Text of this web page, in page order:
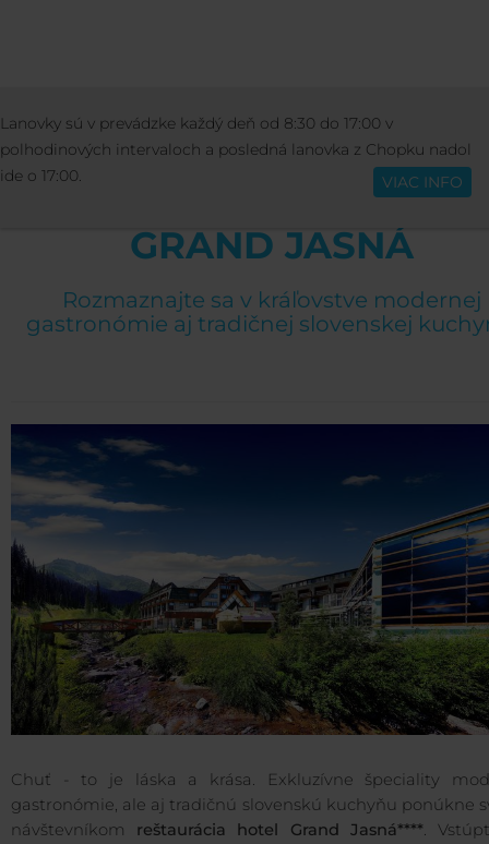
Slovenčina
STREDISKO
BARY A REŠTAURÁCIE
RESTAURANT HOTEL GRAND JASNÁ
RESTAURANT HOTEL
GRAND JASNÁ
Rozmaznajte sa v kráľovstve modernej
gastronómie aj tradičnej slovenskej
Chuť - to je láska a krása. Exkluzívne špeciality
gastronómie, ale aj tradičnú slovenskú kuchyňu ponúkne
návštevníkom reštaurácia hotel Grand Jasná****.
Lanovky sú v prevádzke každý deň od 8:30 do 17:00 v
polhodinových intervaloch a posledná lanovka z Chopku nadol
ide o 17:00.
VIAC INFO